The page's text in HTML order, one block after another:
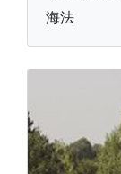
海法